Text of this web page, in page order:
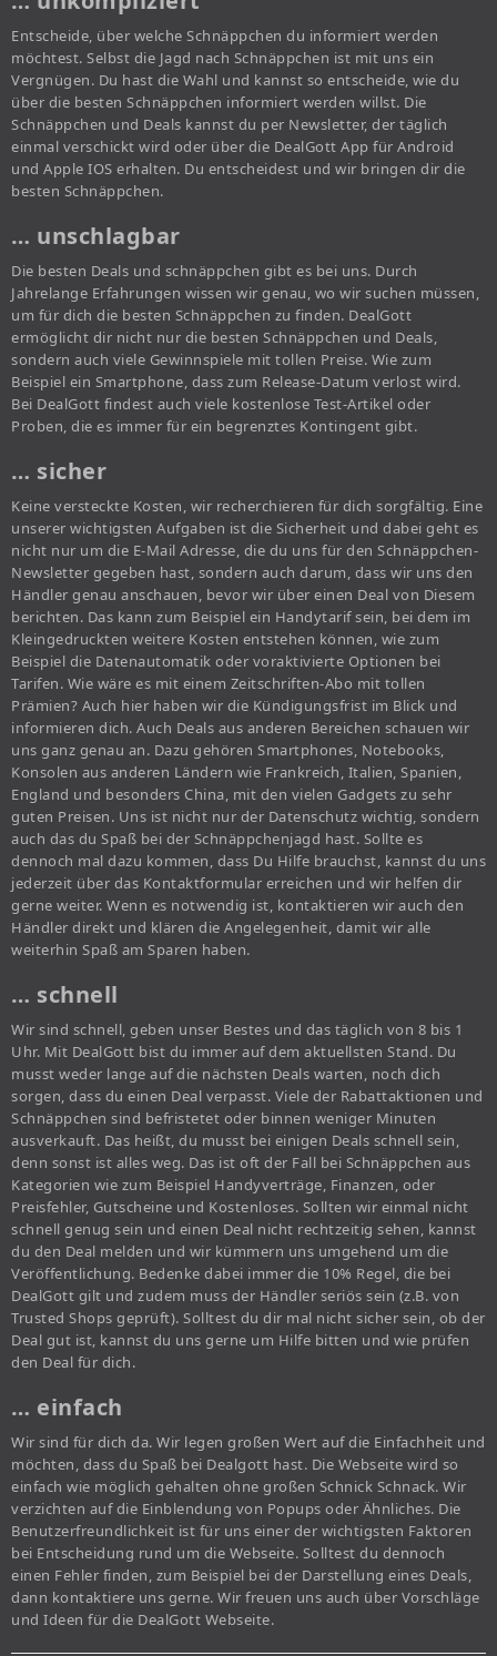
Entscheide, über welche Schnäppchen du informiert werden
möchtest. Selbst die Jagd nach Schnäppchen ist mit uns ein
Vergnügen. Du hast die Wahl und kannst so entscheide, wie du
über die besten Schnäppchen informiert werden willst. Die
Schnäppchen und Deals kannst du per Newsletter, der täglich
einmal verschickt wird oder über die DealGott App für Android
und Apple IOS erhalten. Du entscheidest und wir bringen dir die
besten Schnäppchen.
… unschlagbar
Die besten Deals und schnäppchen gibt es bei uns. Durch
Jahrelange Erfahrungen wissen wir genau, wo wir suchen müssen,
um für dich die besten Schnäppchen zu finden. DealGott
ermöglicht dir nicht nur die besten Schnäppchen und Deals,
sondern auch viele Gewinnspiele mit tollen Preise. Wie zum
Beispiel ein Smartphone, dass zum Release-Datum verlost wird.
Bei DealGott findest auch viele kostenlose Test-Artikel oder
Proben, die es immer für ein begrenztes Kontingent gibt.
… sicher
Keine versteckte Kosten, wir recherchieren für dich sorgfältig. Eine
unserer wichtigsten Aufgaben ist die Sicherheit und dabei geht es
nicht nur um die E-Mail Adresse, die du uns für den Schnäppchen-
Newsletter gegeben hast, sondern auch darum, dass wir uns den
Händler genau anschauen, bevor wir über einen Deal von Diesem
berichten. Das kann zum Beispiel ein Handytarif sein, bei dem im
Kleingedruckten weitere Kosten entstehen können, wie zum
Beispiel die Datenautomatik oder voraktivierte Optionen bei
Tarifen. Wie wäre es mit einem Zeitschriften-Abo mit tollen
Prämien? Auch hier haben wir die Kündigungsfrist im Blick und
informieren dich. Auch Deals aus anderen Bereichen schauen wir
uns ganz genau an. Dazu gehören Smartphones, Notebooks,
Konsolen aus anderen Ländern wie Frankreich, Italien, Spanien,
England und besonders China, mit den vielen Gadgets zu sehr
guten Preisen. Uns ist nicht nur der Datenschutz wichtig, sondern
auch das du Spaß bei der Schnäppchenjagd hast. Sollte es
dennoch mal dazu kommen, dass Du Hilfe brauchst, kannst du uns
jederzeit über das Kontaktformular erreichen und wir helfen dir
gerne weiter. Wenn es notwendig ist, kontaktieren wir auch den
Händler direkt und klären die Angelegenheit, damit wir alle
weiterhin Spaß am Sparen haben.
… schnell
Wir sind schnell, geben unser Bestes und das täglich von 8 bis 1
Uhr. Mit DealGott bist du immer auf dem aktuellsten Stand. Du
musst weder lange auf die nächsten Deals warten, noch dich
sorgen, dass du einen Deal verpasst. Viele der Rabattaktionen und
Schnäppchen sind befristetet oder binnen weniger Minuten
ausverkauft. Das heißt, du musst bei einigen Deals schnell sein,
denn sonst ist alles weg. Das ist oft der Fall bei Schnäppchen aus
Kategorien wie zum Beispiel Handyverträge, Finanzen, oder
Preisfehler, Gutscheine und Kostenloses. Sollten wir einmal nicht
schnell genug sein und einen Deal nicht rechtzeitig sehen, kannst
du den Deal melden und wir kümmern uns umgehend um die
Veröffentlichung. Bedenke dabei immer die 10% Regel, die bei
DealGott gilt und zudem muss der Händler seriös sein (z.B. von
Trusted Shops geprüft). Solltest du dir mal nicht sicher sein, ob der
Deal gut ist, kannst du uns gerne um Hilfe bitten und wie prüfen
den Deal für dich.
… einfach
Wir sind für dich da. Wir legen großen Wert auf die Einfachheit und
möchten, dass du Spaß bei Dealgott hast. Die Webseite wird so
einfach wie möglich gehalten ohne großen Schnick Schnack. Wir
verzichten auf die Einblendung von Popups oder Ähnliches. Die
Benutzerfreundlichkeit ist für uns einer der wichtigsten Faktoren
bei Entscheidung rund um die Webseite. Solltest du dennoch
einen Fehler finden, zum Beispiel bei der Darstellung eines Deals,
dann kontaktiere uns gerne. Wir freuen uns auch über Vorschläge
und Ideen für die DealGott Webseite.